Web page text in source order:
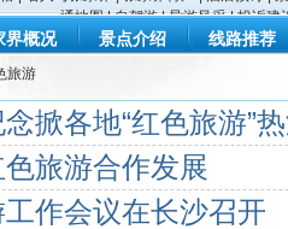
通地图|自驾游|导游风采|投诉建
界概况 景点介绍 线路推荐
旅游
掀各地“红色旅游”
旅游合作发展
作会议在长沙召开